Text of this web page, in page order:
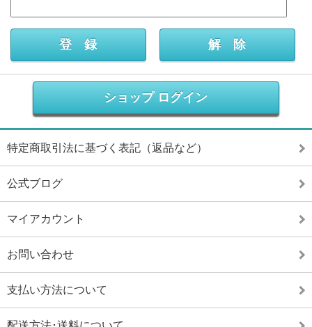
ショップ ログイン
特定商取引法に基づく表記（返品など）
公式ブログ
マイアカウント
お問い合わせ
支払い方法について